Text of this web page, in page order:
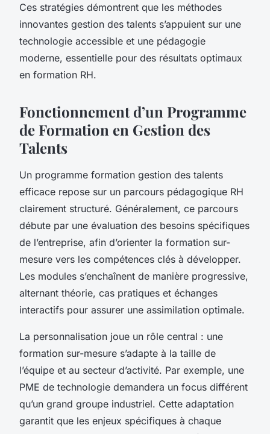
Ces stratégies démontrent que les méthodes
innovantes gestion des talents s’appuient sur une
technologie accessible et une pédagogie
moderne, essentielle pour des résultats optimaux
en formation RH.
Fonctionnement d’un Programme
de Formation en Gestion des
Talents
Un programme formation gestion des talents
efficace repose sur un parcours pédagogique RH
clairement structuré. Généralement, ce parcours
débute par une évaluation des besoins spécifiques
de l’entreprise, afin d’orienter la formation sur-
mesure vers les compétences clés à développer.
Les modules s’enchaînent de manière progressive,
alternant théorie, cas pratiques et échanges
interactifs pour assurer une assimilation optimale.
La personnalisation joue un rôle central : une
formation sur-mesure s’adapte à la taille de
l’équipe et au secteur d’activité. Par exemple, une
PME de technologie demandera un focus différent
qu’un grand groupe industriel. Cette adaptation
garantit que les enjeux spécifiques à chaque